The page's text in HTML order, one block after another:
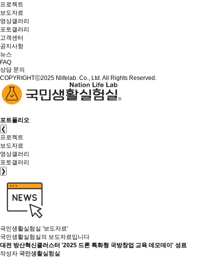
프로젝트
보도자료
영상갤러리
포토갤러리
고객센터
공지사항
뉴스
FAQ
상담 문의
COPYRIGHTⓒ2025 Nlifelab. Co., Ltd. All Rights Reserved.
포트폴리오
❮
프로젝트
보도자료
영상갤러리
포토갤러리
❯
국민생활실험실 '보도자료'
국민생활실험실의 보도자료입니다
대전 방산혁신클러스터 '2025 드론 특화형 국방창업 교육 데모데이' 성료
작성자 국민생활실험실